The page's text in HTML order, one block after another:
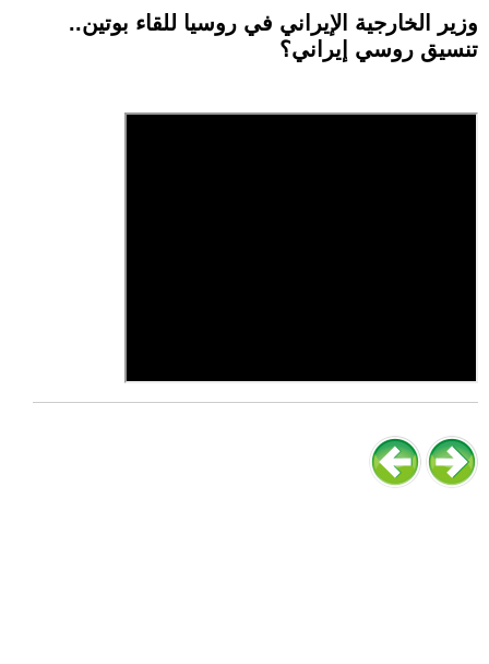
وزير الخارجية الإيراني في روسيا للقاء بوتين..
تنسيق روسي إيراني؟